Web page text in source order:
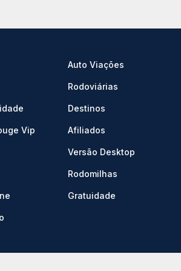
Vip
Auto Viações
Rodoviárias
Destinos
Afiliados
Versão Desktop
Rodomilhas
Gratuidade